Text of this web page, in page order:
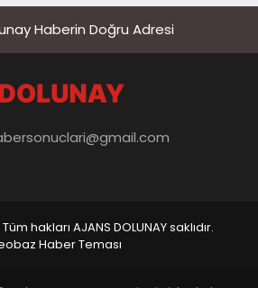
Haberin Doğru Adresi
hakları AJANS DOLUNAY saklıdır.
Haber Teması